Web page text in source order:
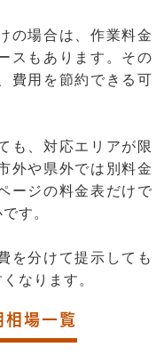
の場合は、作業料金
スもあります。その
費用を節約できる可
も、対応エリアが限
外や県外では別料金
ージの料金表だけで
す。
を分けて提示しても
なります。
相場一覧